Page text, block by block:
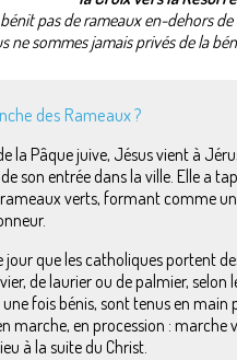
pas de rameaux en-dehors
ne sommes jamais privés de la
des Rameaux ?
la Pâque juive, Jésus vient à
son entrée dans la ville. Elle a
verts, formant comme un
jour que les catholiques portent
de laurier ou de palmier, selon
fois bénis, sont tenus en main
marche, en procession : marche
à la suite du Christ.